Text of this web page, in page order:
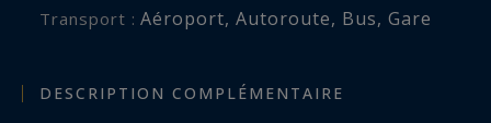
Transport : Aéroport, Autoroute, Bus, Gare
DESCRIPTION COMPLÉMENTAIRE